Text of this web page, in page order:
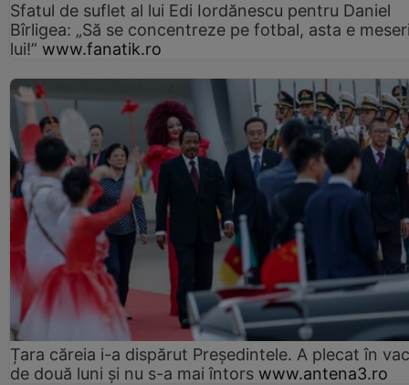
Sfatul de suflet al lui Edi Iordănescu pentru Daniel
Bîrligea: „Să se concentreze pe fotbal, asta e
lui!” www.fanatik.ro
Țara căreia i-a dispărut Președintele. A plecat în
de două luni și nu s-a mai întors www.antena3.ro